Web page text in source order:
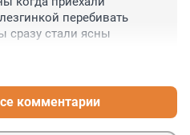
перебивать
сразу стали ясны
комментарии